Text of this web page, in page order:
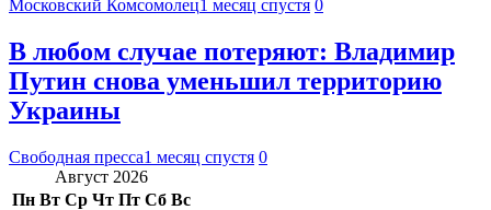
Московский Комсомолец1 месяц спустя 0
В любом случае потеряют: Владимир
Путин снова уменьшил территорию
Украины
Свободная пресса1 месяц спустя 0
Август 2026
Пн Вт Ср Чт Пт Сб Вс